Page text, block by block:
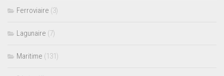
Ferroviaire (3)
Lagunaire (7)
Maritime (131)